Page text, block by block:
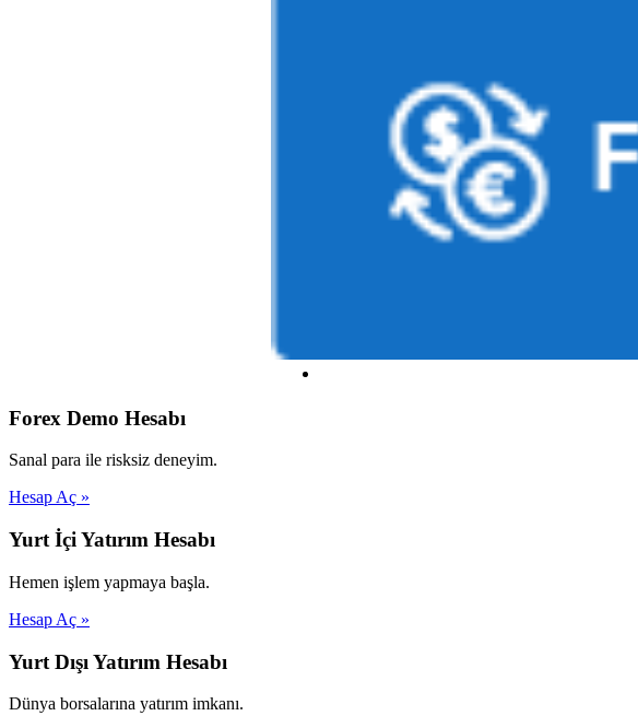
Forex Demo Hesabı
Sanal para ile risksiz deneyim.
Hesap Aç »
Yurt İçi Yatırım Hesabı
Hemen işlem yapmaya başla.
Hesap Aç »
Yurt Dışı Yatırım Hesabı
Dünya borsalarına yatırım imkanı.